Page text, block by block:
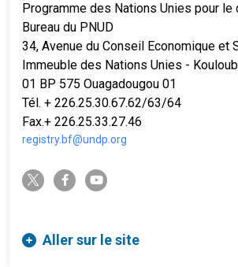
Programme des Nations Unies pour
Bureau du PNUD
34, Avenue du Conseil Economique et
Immeuble des Nations Unies -
01 BP 575 Ouagadougou 01
Tél. + 226.25.30.67.62/63/64
Fax.+ 226.25.33.27.46
registry.bf@undp.org
twitter-x facebook-fyoutube
Aller sur le site